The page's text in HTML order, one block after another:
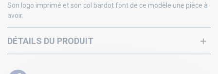
Son logo imprimé et son col bardot font de ce modèle une pièce à
avoir.
DÉTAILS DU PRODUIT